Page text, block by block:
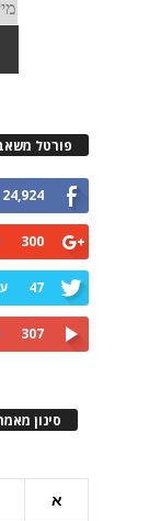
פורטל
24,924
300
47
307
סינון
א